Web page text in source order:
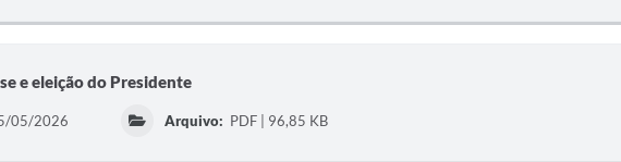
e eleição do Presidente
05/2026 Arquivo: PDF | 96,85 KB